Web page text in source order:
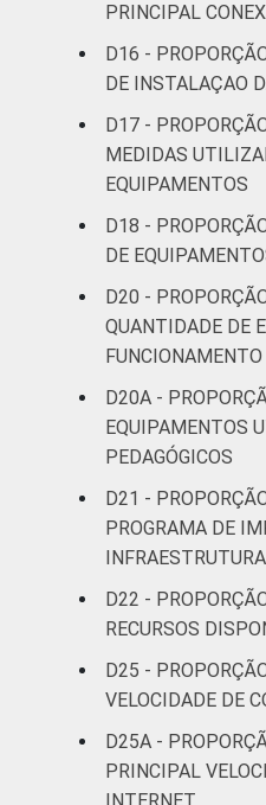
PRINCIPAL
D16 -
DE INSTALAÇAO
D17 -
MEDIDAS
EQUIPAMENTOS
D18 -
DE
D20 -
QUANTIDADE DE
FUNCIONAMENTO
D20A -
EQUIPAMENTOS
PEDAGÓGICOS
D21 -
PROGRAMA DE
D22 -
RECURSOS
D25 -
VELOCIDADE DE
D25A -
PRINCIPAL